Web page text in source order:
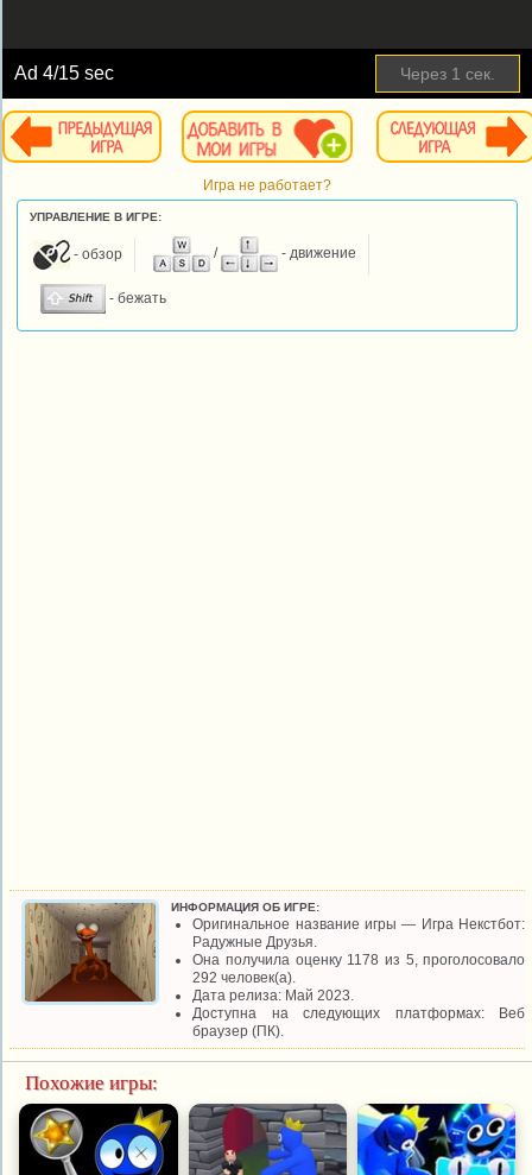
Ad4/15 sec Через 1 сек.
Игра не работает?
УПРАВЛЕНИЕ В ИГРЕ:
- обзор / - движение
- бежать
ИНФОРМАЦИЯ ОБ ИГРЕ:
Оригинальное название игры — Игра Некстбот:
Радужные Друзья.
Она получила оценку 1178 из 5, проголосовало
292 человек(а).
Дата релиза: Май 2023.
Доступна на следующих платформах: Веб
браузер (ПК).
Похожие игры: